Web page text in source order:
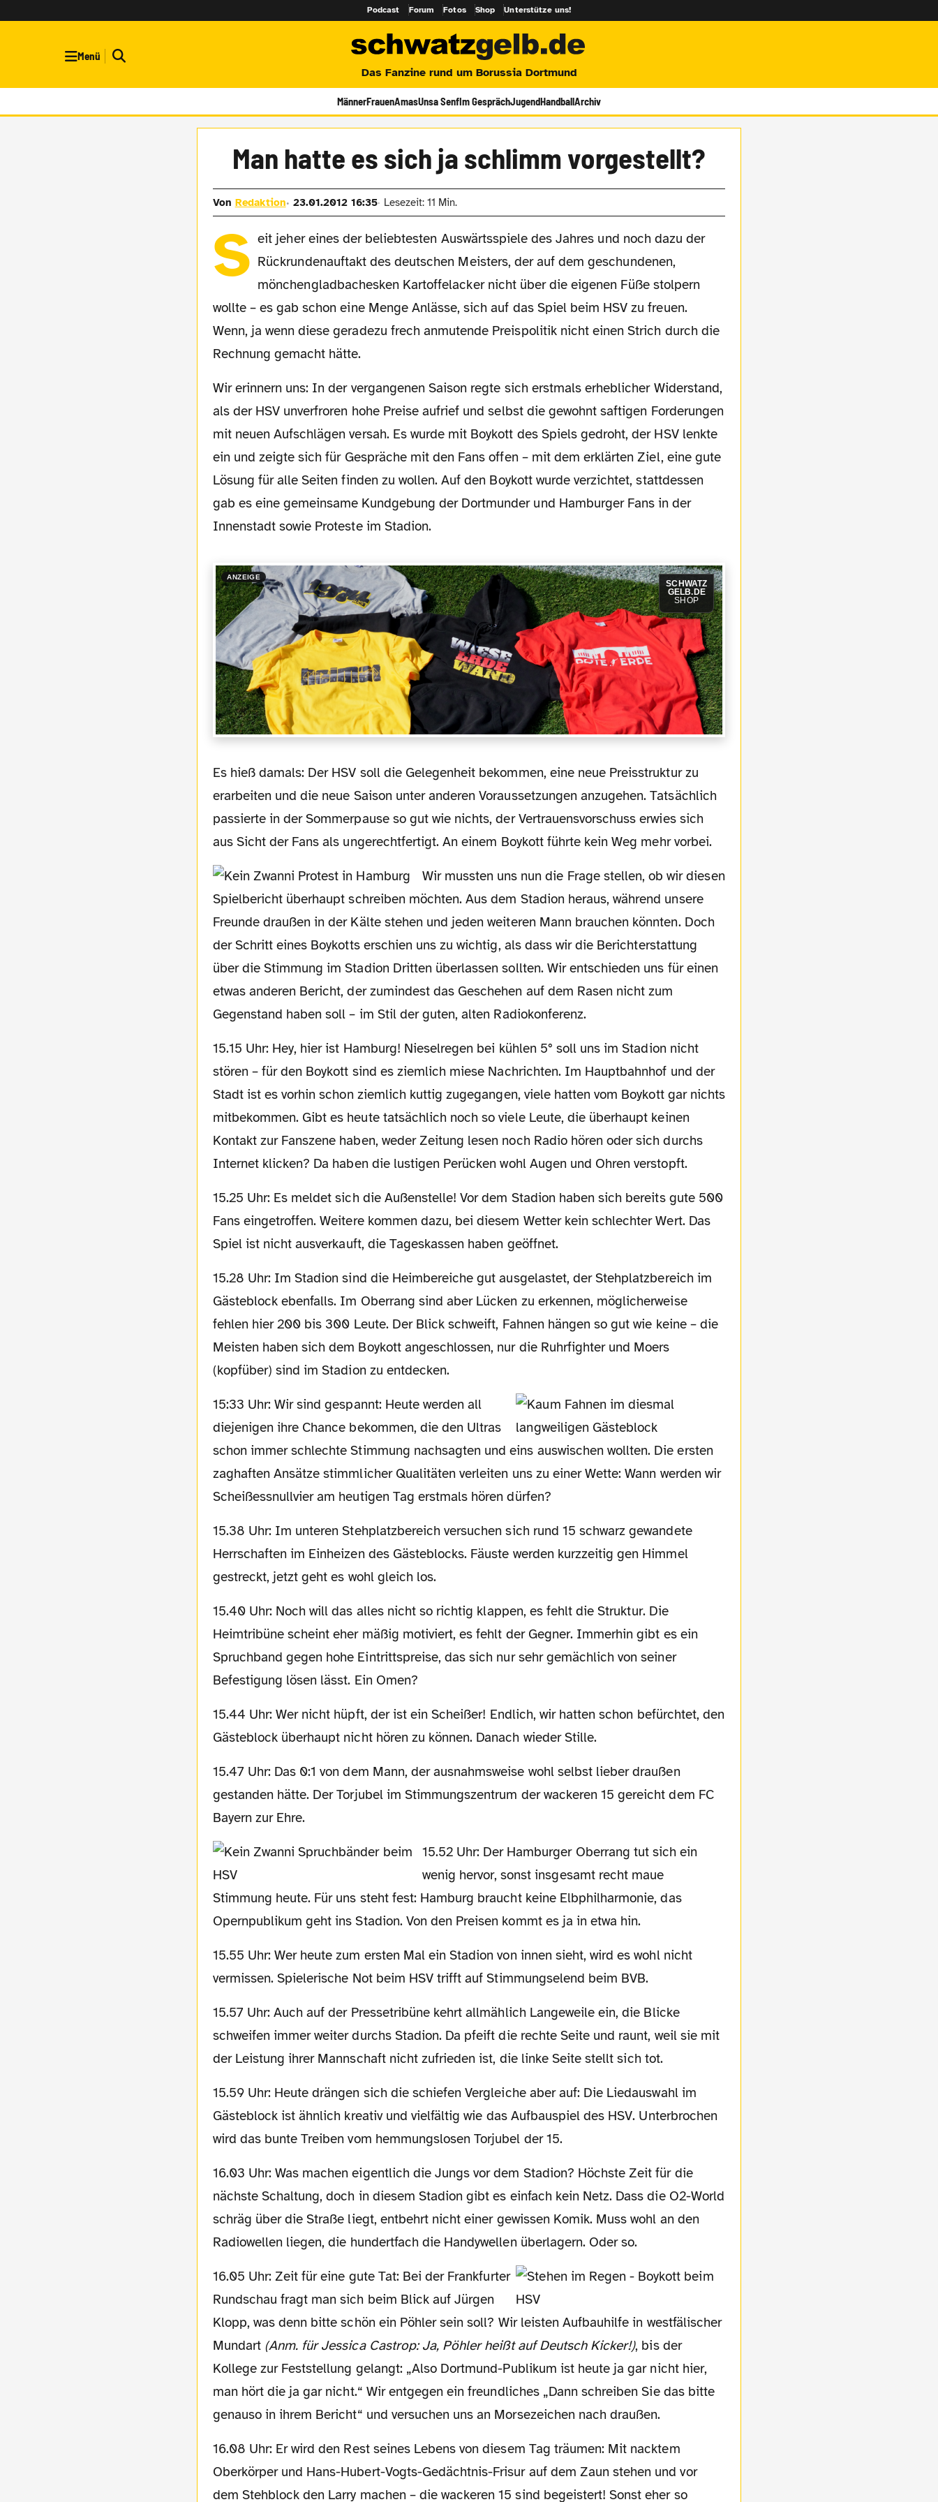
Podcast Forum Fotos Shop Unterstütze uns!
Menü
Das Fanzine rund um Borussia Dortmund
MännerFrauenAmasUnsa SenfIm GesprächJugendHandballArchiv
Man hatte es sich ja schlimm vorgestellt?
Von Redaktion 23.01.2012 16:35 Lesezeit: 11 Min.
S eit jeher eines der beliebtesten Auswärtsspiele des Jahres und noch dazu der
Rückrundenauftakt des deutschen Meisters, der auf dem geschundenen,
mönchengladbachesken Kartoffelacker nicht über die eigenen Füße stolpern
wollte – es gab schon eine Menge Anlässe, sich auf das Spiel beim HSV zu freuen.
Wenn, ja wenn diese geradezu frech anmutende Preispolitik nicht einen Strich durch die
Rechnung gemacht hätte.
Wir erinnern uns: In der vergangenen Saison regte sich erstmals erheblicher Widerstand,
als der HSV unverfroren hohe Preise aufrief und selbst die gewohnt saftigen Forderungen
mit neuen Aufschlägen versah. Es wurde mit Boykott des Spiels gedroht, der HSV lenkte
ein und zeigte sich für Gespräche mit den Fans offen – mit dem erklärten Ziel, eine gute
Lösung für alle Seiten finden zu wollen. Auf den Boykott wurde verzichtet, stattdessen
gab es eine gemeinsame Kundgebung der Dortmunder und Hamburger Fans in der
Innenstadt sowie Proteste im Stadion.
ANZEIGE
SCHWATZ
GELB.DE
SHOP
Es hieß damals: Der HSV soll die Gelegenheit bekommen, eine neue Preisstruktur zu
erarbeiten und die neue Saison unter anderen Voraussetzungen anzugehen. Tatsächlich
passierte in der Sommerpause so gut wie nichts, der Vertrauensvorschuss erwies sich
aus Sicht der Fans als ungerechtfertigt. An einem Boykott führte kein Weg mehr vorbei.
Wir mussten uns nun die Frage stellen, ob wir diesen
Spielbericht überhaupt schreiben möchten. Aus dem Stadion heraus, während unsere
Freunde draußen in der Kälte stehen und jeden weiteren Mann brauchen könnten. Doch
der Schritt eines Boykotts erschien uns zu wichtig, als dass wir die Berichterstattung
über die Stimmung im Stadion Dritten überlassen sollten. Wir entschieden uns für einen
etwas anderen Bericht, der zumindest das Geschehen auf dem Rasen nicht zum
Gegenstand haben soll – im Stil der guten, alten Radiokonferenz.
15.15 Uhr: Hey, hier ist Hamburg! Nieselregen bei kühlen 5° soll uns im Stadion nicht
stören – für den Boykott sind es ziemlich miese Nachrichten. Im Hauptbahnhof und der
Stadt ist es vorhin schon ziemlich kuttig zugegangen, viele hatten vom Boykott gar nichts
mitbekommen. Gibt es heute tatsächlich noch so viele Leute, die überhaupt keinen
Kontakt zur Fanszene haben, weder Zeitung lesen noch Radio hören oder sich durchs
Internet klicken? Da haben die lustigen Perücken wohl Augen und Ohren verstopft.
15.25 Uhr: Es meldet sich die Außenstelle! Vor dem Stadion haben sich bereits gute 500
Fans eingetroffen. Weitere kommen dazu, bei diesem Wetter kein schlechter Wert. Das
Spiel ist nicht ausverkauft, die Tageskassen haben geöffnet.
15.28 Uhr: Im Stadion sind die Heimbereiche gut ausgelastet, der Stehplatzbereich im
Gästeblock ebenfalls. Im Oberrang sind aber Lücken zu erkennen, möglicherweise
fehlen hier 200 bis 300 Leute. Der Blick schweift, Fahnen hängen so gut wie keine – die
Meisten haben sich dem Boykott angeschlossen, nur die Ruhrfighter und Moers
(kopfüber) sind im Stadion zu entdecken.
15:33 Uhr: Wir sind gespannt: Heute werden all
diejenigen ihre Chance bekommen, die den Ultras
schon immer schlechte Stimmung nachsagten und eins auswischen wollten. Die ersten
zaghaften Ansätze stimmlicher Qualitäten verleiten uns zu einer Wette: Wann werden wir
Scheißessnullvier am heutigen Tag erstmals hören dürfen?
15.38 Uhr: Im unteren Stehplatzbereich versuchen sich rund 15 schwarz gewandete
Herrschaften im Einheizen des Gästeblocks. Fäuste werden kurzzeitig gen Himmel
gestreckt, jetzt geht es wohl gleich los.
15.40 Uhr: Noch will das alles nicht so richtig klappen, es fehlt die Struktur. Die
Heimtribüne scheint eher mäßig motiviert, es fehlt der Gegner. Immerhin gibt es ein
Spruchband gegen hohe Eintrittspreise, das sich nur sehr gemächlich von seiner
Befestigung lösen lässt. Ein Omen?
15.44 Uhr: Wer nicht hüpft, der ist ein Scheißer! Endlich, wir hatten schon befürchtet, den
Gästeblock überhaupt nicht hören zu können. Danach wieder Stille.
15.47 Uhr: Das 0:1 von dem Mann, der ausnahmsweise wohl selbst lieber draußen
gestanden hätte. Der Torjubel im Stimmungszentrum der wackeren 15 gereicht dem FC
Bayern zur Ehre.
15.52 Uhr: Der Hamburger Oberrang tut sich ein
wenig hervor, sonst insgesamt recht maue
Stimmung heute. Für uns steht fest: Hamburg braucht keine Elbphilharmonie, das
Opernpublikum geht ins Stadion. Von den Preisen kommt es ja in etwa hin.
15.55 Uhr: Wer heute zum ersten Mal ein Stadion von innen sieht, wird es wohl nicht
vermissen. Spielerische Not beim HSV trifft auf Stimmungselend beim BVB.
15.57 Uhr: Auch auf der Pressetribüne kehrt allmählich Langeweile ein, die Blicke
schweifen immer weiter durchs Stadion. Da pfeift die rechte Seite und raunt, weil sie mit
der Leistung ihrer Mannschaft nicht zufrieden ist, die linke Seite stellt sich tot.
15.59 Uhr: Heute drängen sich die schiefen Vergleiche aber auf: Die Liedauswahl im
Gästeblock ist ähnlich kreativ und vielfältig wie das Aufbauspiel des HSV. Unterbrochen
wird das bunte Treiben vom hemmungslosen Torjubel der 15.
16.03 Uhr: Was machen eigentlich die Jungs vor dem Stadion? Höchste Zeit für die
nächste Schaltung, doch in diesem Stadion gibt es einfach kein Netz. Dass die O2-World
schräg über die Straße liegt, entbehrt nicht einer gewissen Komik. Muss wohl an den
Radiowellen liegen, die hundertfach die Handywellen überlagern. Oder so.
16.05 Uhr: Zeit für eine gute Tat: Bei der Frankfurter
Rundschau fragt man sich beim Blick auf Jürgen
Klopp, was denn bitte schön ein Pöhler sein soll? Wir leisten Aufbauhilfe in westfälischer
Mundart (Anm. für Jessica Castrop: Ja, Pöhler heißt auf Deutsch Kicker!), bis der
Kollege zur Feststellung gelangt: „Also Dortmund-Publikum ist heute ja gar nicht hier,
man hört die ja gar nicht.“ Wir entgegen ein freundliches „Dann schreiben Sie das bitte
genauso in ihrem Bericht“ und versuchen uns an Morsezeichen nach draußen.
16.08 Uhr: Er wird den Rest seines Lebens von diesem Tag träumen: Mit nacktem
Oberkörper und Hans-Hubert-Vogts-Gedächtnis-Frisur auf dem Zaun stehen und vor
dem Stehblock den Larry machen – die wackeren 15 sind begeistert! Sonst eher so